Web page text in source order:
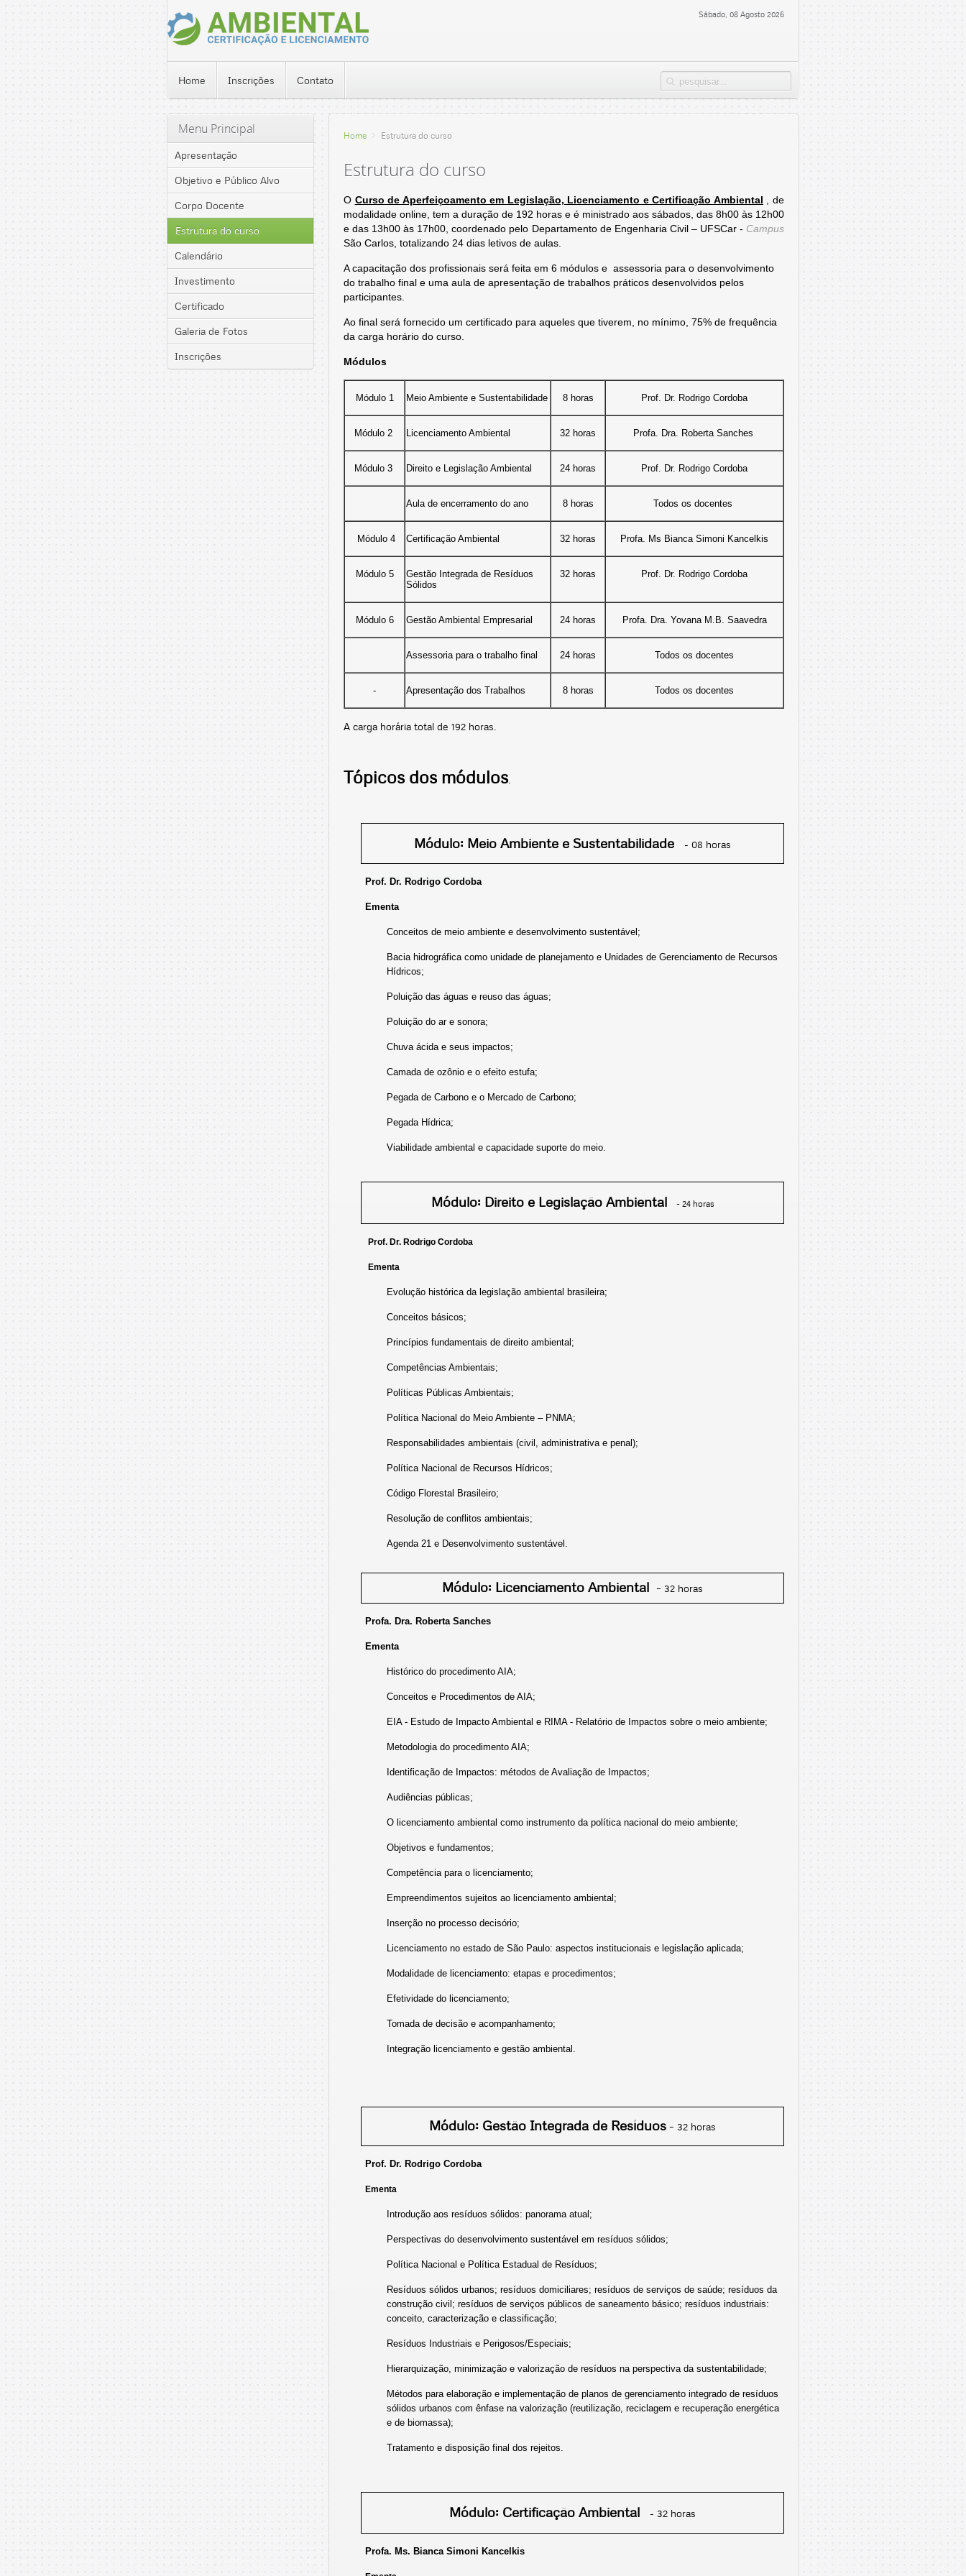
Sábado, 08 Agosto 2026
Home Inscrições Contato
Menu Principal
Apresentação
Objetivo e Público Alvo
Corpo Docente
Estrutura do curso
Calendário
Investimento
Certificado
Galeria de Fotos
Inscrições
Home Estrutura do curso
Estrutura do curso
O Curso de Aperfeiçoamento em Legislação, Licenciamento e Certificação Ambiental
, de
modalidade online, tem a duração de 192 horas e é ministrado aos sábados, das 8h00 às 12h00
e das 13h00 às 17h00, coordenado pelo Departamento de Engenharia Civil – UFSCar - Campus
São Carlos, totalizando 24 dias letivos de aulas.
A capacitação dos profissionais será feita em 6 módulos e assessoria para o desenvolvimento
do trabalho final e uma aula de apresentação de trabalhos práticos desenvolvidos pelos
participantes.
Ao final será fornecido um certificado para aqueles que tiverem, no mínimo, 75% de frequência
da carga horário do curso.
Módulos
Módulo 1 Meio Ambiente e Sustentabilidade 8 horas Prof. Dr. Rodrigo Cordoba
Módulo 2 Licenciamento Ambiental 32 horas Profa. Dra. Roberta Sanches
Módulo 3 Direito e Legislação Ambiental 24 horas Prof. Dr. Rodrigo Cordoba
Aula de encerramento do ano 8 horas Todos os docentes
Módulo 4 Certificação Ambiental 32 horas Profa. Ms Bianca Simoni Kancelkis
Módulo 5
Gestão Integrada de Resíduos
Sólidos
32 horas Prof. Dr. Rodrigo Cordoba
Módulo 6 Gestão Ambiental Empresarial 24 horas Profa. Dra. Yovana M.B. Saavedra
Assessoria para o trabalho final 24 horas Todos os docentes
- Apresentação dos Trabalhos 8 horas Todos os docentes
A carga horária total de 192 horas.
Tópicos dos módulos.
Módulo: Meio Ambiente e Sustentabilidade - 08 horas
Prof. Dr. Rodrigo Cordoba
Ementa
Conceitos de meio ambiente e desenvolvimento sustentável;
Bacia hidrográfica como unidade de planejamento e Unidades de Gerenciamento de Recursos
Hídricos;
Poluição das águas e reuso das águas;
Poluição do ar e sonora;
Chuva ácida e seus impactos;
Camada de ozônio e o efeito estufa;
Pegada de Carbono e o Mercado de Carbono;
Pegada Hídrica;
Viabilidade ambiental e capacidade suporte do meio.
Módulo: Direito e Legislação Ambiental - 24 horas
Prof. Dr. Rodrigo Cordoba
Ementa
Evolução histórica da legislação ambiental brasileira;
Conceitos básicos;
Princípios fundamentais de direito ambiental;
Competências Ambientais;
Políticas Públicas Ambientais;
Política Nacional do Meio Ambiente – PNMA;
Responsabilidades ambientais (civil, administrativa e penal);
Política Nacional de Recursos Hídricos;
Código Florestal Brasileiro;
Resolução de conflitos ambientais;
Agenda 21 e Desenvolvimento sustentável.
Módulo: Licenciamento Ambiental – 32 horas
Profa. Dra. Roberta Sanches
Ementa
Histórico do procedimento AIA;
Conceitos e Procedimentos de AIA;
EIA - Estudo de Impacto Ambiental e RIMA - Relatório de Impactos sobre o meio ambiente;
Metodologia do procedimento AIA;
Identificação de Impactos: métodos de Avaliação de Impactos;
Audiências públicas;
O licenciamento ambiental como instrumento da política nacional do meio ambiente;
Objetivos e fundamentos;
Competência para o licenciamento;
Empreendimentos sujeitos ao licenciamento ambiental;
Inserção no processo decisório;
Licenciamento no estado de São Paulo: aspectos institucionais e legislação aplicada;
Modalidade de licenciamento: etapas e procedimentos;
Efetividade do licenciamento;
Tomada de decisão e acompanhamento;
Integração licenciamento e gestão ambiental.
Módulo: Gestão Integrada de Resíduos – 32 horas
Prof. Dr. Rodrigo Cordoba
Ementa
Introdução aos resíduos sólidos: panorama atual;
Perspectivas do desenvolvimento sustentável em resíduos sólidos;
Política Nacional e Política Estadual de Resíduos;
Resíduos sólidos urbanos; resíduos domiciliares; resíduos de serviços de saúde; resíduos da
construção civil; resíduos de serviços públicos de saneamento básico; resíduos industriais:
conceito, caracterização e classificação;
Resíduos Industriais e Perigosos/Especiais;
Hierarquização, minimização e valorização de resíduos na perspectiva da sustentabilidade;
Métodos para elaboração e implementação de planos de gerenciamento integrado de resíduos
sólidos urbanos com ênfase na valorização (reutilização, reciclagem e recuperação energética
e de biomassa);
Tratamento e disposição final dos rejeitos.
Módulo: Certificação Ambiental - 32 horas
Profa. Ms. Bianca Simoni Kancelkis